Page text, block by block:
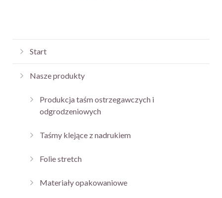
Start
Nasze produkty
Produkcja taśm ostrzegawczych i
odgrodzeniowych
Taśmy klejące z nadrukiem
Folie stretch
Materiały opakowaniowe